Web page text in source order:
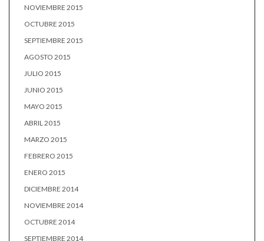
NOVIEMBRE 2015
OCTUBRE 2015
SEPTIEMBRE 2015
AGOSTO 2015
JULIO 2015
JUNIO 2015
MAYO 2015
ABRIL 2015
MARZO 2015
FEBRERO 2015
ENERO 2015
DICIEMBRE 2014
NOVIEMBRE 2014
OCTUBRE 2014
SEPTIEMBRE 2014